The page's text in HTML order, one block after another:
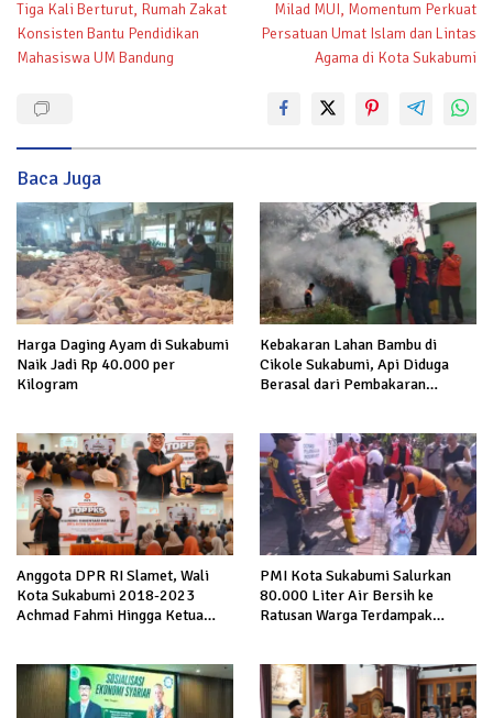
pos
Tiga Kali Berturut, Rumah Zakat
Konsisten Bantu Pendidikan
Mahasiswa UM Bandung
Milad MUI, Momentum Perkuat
Persatuan Umat Islam dan Lintas
Agama di Kota Sukabumi
Baca Juga
Harga Daging Ayam di Sukabumi
Naik Jadi Rp 40.000 per
Kilogram
Kebakaran Lahan Bambu di
Cikole Sukabumi, Api Diduga
Berasal dari Pembakaran
Anggota DPR RI Slamet, Wali
Kota Sukabumi 2018-2023
Achmad Fahmi Hingga Ketua
Sukabumi
PMI Kota Sukabumi Salurkan
80.000 Liter Air Bersih ke
Ratusan Warga Terdampak